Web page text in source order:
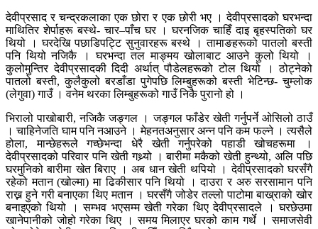
देवीप्रसाद र चन्द्रकलाका एक छोरा र एक छोरी भए । देवीप्रसादको घरभन्दा
माथितिर शेर्पाहरू बस्थे- चार–पाँच घर । घरनजिक चाहिँ दाइ बृहस्पतिको घर
थियो । घरदेखि पछाडिपट्टि सुनुवारहरू बस्थे । तामाङहरूको पातलो बस्ती
पनि थियो नजिकै । घरभन्दा तल माङ्मय खोलाबाट आउने कुलो थियो ।
कुलोमुन्तिर देवीप्रसादकी दिदी अर्थात् पौडेलहरूको टोल थियो । ठोट्नेको
पातलो बस्ती, कुलैकुलो बरडाँडा पुगेपछि लिम्बुहरूको बस्ती भेटिन्छ- चुम्लोक
(लेगुवा) गाउँ । वनेम थरका लिम्बुहरूको गाउँ निकै पुरानो हो ।
भिरालो पाखोबारी, नजिकै जङ्गल । जङ्गल फाँडेर खेती गर्नुपर्ने ओसिलो ठाउँ
। चाहिनेजति घाम पनि नआउने । मेहनतअनुसार अन्न पनि कम फल्ने । त्यसैले
होला, मान्छेहरूले गच्छेभन्दा धेरै खेती गर्नुपरेको पहाडी खोचहरूमा ।
देवीप्रसादको परिवार पनि खेती गथ्र्यो । बारीमा मकैको खेती हुन्थ्यो, अलि पछि
घरमुनिको बारीमा खेत बिराए । अब धान खेती थपियो । देवीप्रसादको घरसँगै
रहेको मतान (खोल्मा) मा ढिकीसार पनि थियो । दाउरा र अरु सरसामान पनि
राख्न हुने गरी बनाएका थिए मतान । घरसँगै जोडेर तल्लो पाटोमा बाख्राको खोर
बनाइएको थियो । सम्भव भएसम्म खेती गरेका थिए देवीप्रसादले । घरछेउमा
खानेपानीको जोहो गरेका थिए । समय मिलाएर घरको काम गर्थे । समाजसेवी